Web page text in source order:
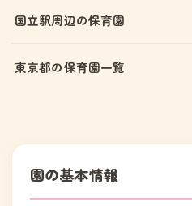
国立駅周辺の保育園
東京都の保育園一覧
園の基本情報